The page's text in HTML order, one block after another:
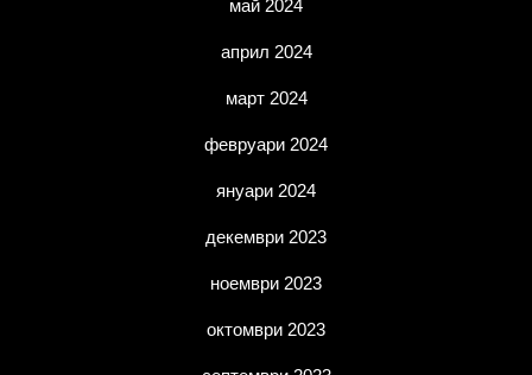
май 2024
април 2024
март 2024
февруари 2024
януари 2024
декември 2023
ноември 2023
октомври 2023